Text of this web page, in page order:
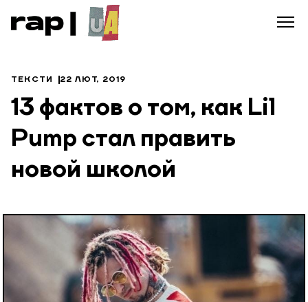
ТЕКСТИ 22 ЛЮТ, 2019
13 фактов о том, как Lil
Pump стал править
новой школой